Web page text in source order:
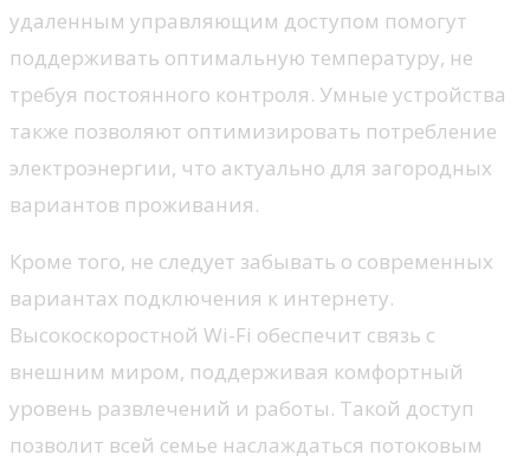
удаленным управляющим доступом помогут
поддерживать оптимальную температуру, не
требуя постоянного контроля. Умные устройства
также позволяют оптимизировать потребление
электроэнергии, что актуально для загородных
вариантов проживания.
Кроме того, не следует забывать о современных
вариантах подключения к интернету.
Высокоскоростной Wi-Fi обеспечит связь с
внешним миром, поддерживая комфортный
уровень развлечений и работы. Такой доступ
позволит всей семье наслаждаться потоковым